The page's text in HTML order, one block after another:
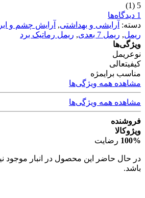
5
(1)
1 دیدگاه‌ها
دسته: آرایشی و بهداشتی, آرایش چشم و
ریمل, ریمل 7 بعدی , ریمل رماتیک برد
ویژگی‌ها
نوعریمل
کیفیتعالی
مناسب برایمژه
مشاهده همه ویژگی‌ها
مشاهده همه ویژگی‌ها
فروشنده
ویژوکالا
100% رضایت
در حال حاضر این محصول در انبار
باشد.